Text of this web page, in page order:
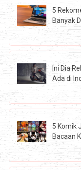
5
Banyak
Ini Dia
Ada di
5 Komik
Bacaan